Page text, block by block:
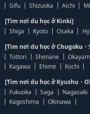
Gifu
Shizuoka Aichi
[Tìm nơi du học ở Kinki]
Shiga
Kyoto Osaka
[Tìm nơi du học ở Chugoku
Tottori
Shimane
Kagawa
Ehime
Kochi
[Tìm nơi du học ở Kyushu・
Fukuoka
Saga Nagasaki
Kagoshima
Okinawa